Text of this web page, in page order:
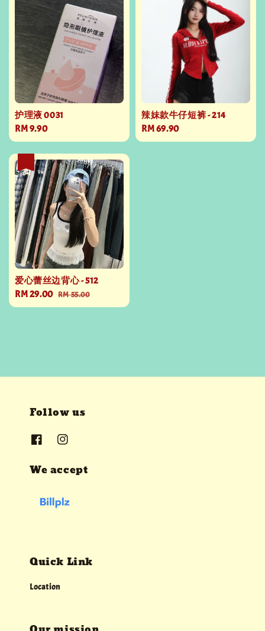
护理液 0031
Regular
price
RM 9.90
辣妹款牛仔短裤 - 214
Regular
price
RM 69.90
爱心蕾丝边背心 - 512
Sale
price
RM 29.00 Regular
price
RM 55.00
Follow us
We accept
Quick Link
Location